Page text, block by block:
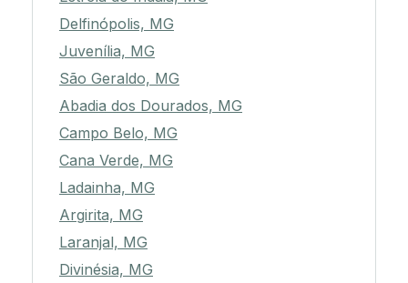
Delfinópolis, MG
Juvenília, MG
São Geraldo, MG
Abadia dos Dourados, MG
Campo Belo, MG
Cana Verde, MG
Ladainha, MG
Argirita, MG
Laranjal, MG
Divinésia, MG